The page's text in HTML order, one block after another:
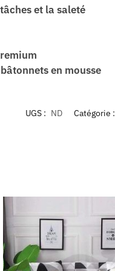
et la saleté
en mousse
UGS : ND Catégorie :